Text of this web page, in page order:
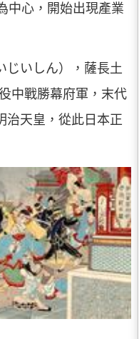
中心，開始出現產業
じいしん），薩長土
中戰勝幕府軍，末代
治天皇，從此日本正